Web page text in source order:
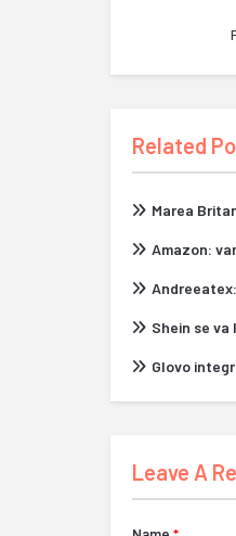
Related
Marea
Amazon:
Shein se
Glovo
Leave A